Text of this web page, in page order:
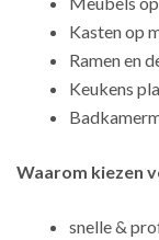
Kasten op
Ramen en
Keukens
Waarom kiezen
snelle &